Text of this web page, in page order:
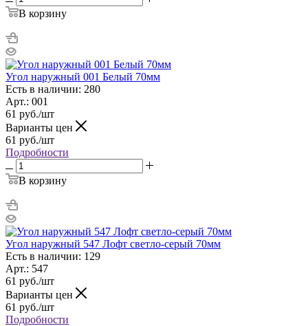
В корзину
Угол наружный 001 Белый 70мм
Есть в наличии: 280
Арт.: 001
61 руб./шт
Варианты цен
61 руб./шт
Подробности
В корзину
Угол наружный 547 Лофт светло-серый 70мм
Есть в наличии: 129
Арт.: 547
61 руб./шт
Варианты цен
61 руб./шт
Подробности